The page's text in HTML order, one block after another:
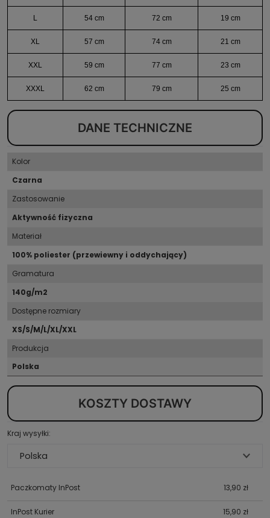
L 54 cm 72 cm 19 cm
XL 57 cm 74 cm 21 cm
XXL 59 cm 77 cm 23 cm
XXXL 62 cm 79 cm 25 cm
DANE TECHNICZNE
Kolor
Czarna
Zastosowanie
Aktywność fizyczna
Materiał
100% poliester (przewiewny i oddychający)
Gramatura
140g/m2
Dostępne rozmiary
XS/S/M/L/XL/XXL
Produkcja
Polska
KOSZTY DOSTAWY
Kraj wysyłki:
Paczkomaty InPost 13,90 zł
InPost Kurier 15,90 zł